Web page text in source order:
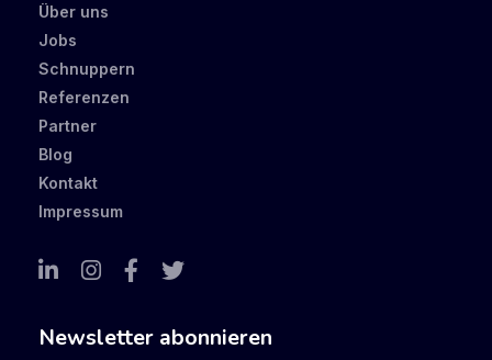
Über uns
Jobs
Schnuppern
Referenzen
Partner
Blog
Kontakt
Impressum
Newsletter abonnieren